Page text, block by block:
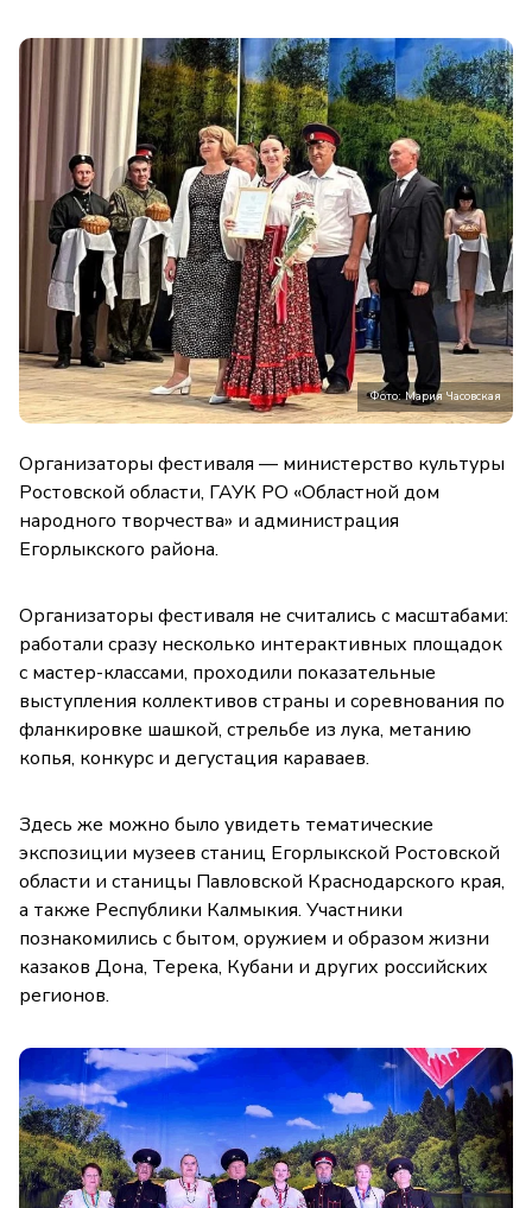
Фото: Мария Часовская
Организаторы фестиваля — министерство культуры
Ростовской области, ГАУК РО «Областной дом
народного творчества» и администрация
Егорлыкского района.
Организаторы фестиваля не считались с масштабами:
работали сразу несколько интерактивных площадок
с мастер-классами, проходили показательные
выступления коллективов страны и соревнования по
фланкировке шашкой, стрельбе из лука, метанию
копья, конкурс и дегустация караваев.
Здесь же можно было увидеть тематические
экспозиции музеев станиц Егорлыкской Ростовской
области и станицы Павловской Краснодарского края,
а также Республики Калмыкия. Участники
познакомились с бытом, оружием и образом жизни
казаков Дона, Терека, Кубани и других российских
регионов.